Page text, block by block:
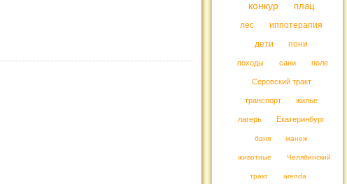
конкур
плац
лес
иппотерапия
дети
пони
походы сани поле
Серовский тракт
транспорт жилье
лагерь Екатеринбург
баня манеж
животные Челябинский
тракт arenda